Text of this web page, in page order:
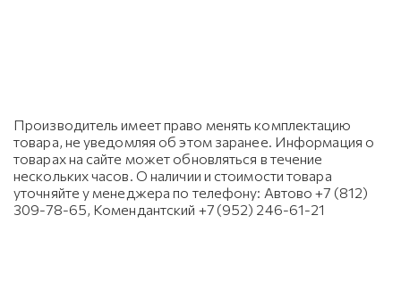
Производитель имеет право менять комплектацию
товара, не уведомляя об этом заранее. Информация о
товарах на сайте может обновляться в течение
нескольких часов. О наличии и стоимости товара
уточняйте у менеджера по телефону: Автово +7 (812)
309-78-65, Комендантский +7 (952) 246-61-21